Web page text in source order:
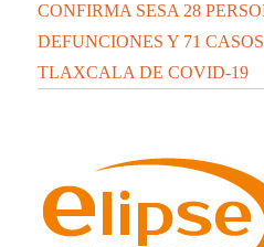
CONFIRMA SESA 28
DEFUNCIONES Y 71
TLAXCALA DE COVID-19